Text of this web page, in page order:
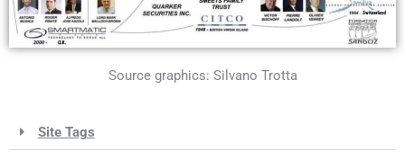
Source graphics: Silvano Trotta
Site Tags